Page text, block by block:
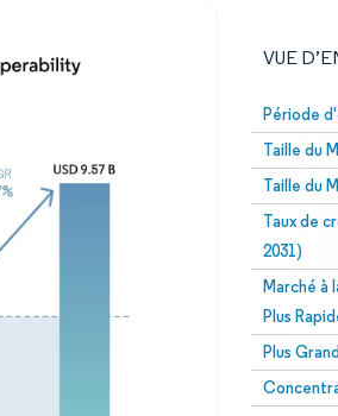
VUE
Période
Taille du
Taille du
Taux de
2031)
Marché à
Plus
Plus
Mordor Intelligence. La réutilisation nécessite une